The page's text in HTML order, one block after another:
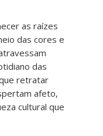
as raízes
das cores e
das
retratar
afeto,
cultural que